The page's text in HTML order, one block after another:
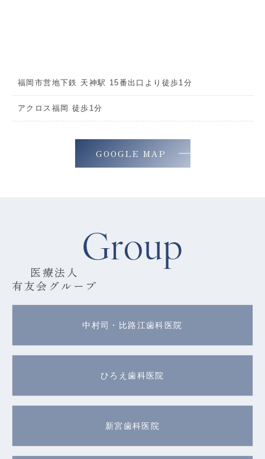
福岡市営地下鉄 天神駅 15番出口より徒歩1分
アクロス福岡 徒歩1分
GOOGLE MAP
Group
医療法人
有友会グループ
中村司・比路江歯科医院
ひろえ歯科医院
新宮歯科医院